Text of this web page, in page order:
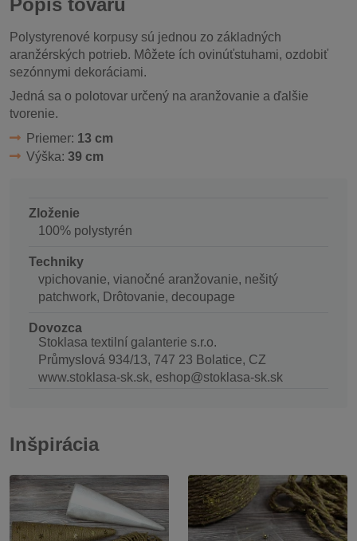
Popis tovaru
Polystyrenové korpusy sú jednou zo základných
aranžérských potrieb. Môžete ích ovinúťstuhami, ozdobiť
sezónnymi dekoráciami.
Jedná sa o polotovar určený na aranžovanie a ďalšie
tvorenie.
Priemer: 13 cm
Výška: 39 cm
Zloženie
100% polystyrén
Techniky
vpichovanie, vianočné aranžovanie, nešitý
patchwork, Drôtovanie, decoupage
Dovozca
Stoklasa textilní galanterie s.r.o.
Průmyslová 934/13, 747 23 Bolatice, CZ
www.stoklasa-sk.sk, eshop@stoklasa-sk.sk
Inšpirácia